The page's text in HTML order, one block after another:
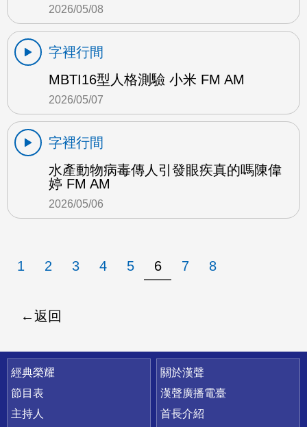
2026/05/08
字裡行間
MBTI16型人格測驗 小米 FM AM
2026/05/07
字裡行間
水產動物病毒傳人引發眼疾真的嗎陳偉
婷 FM AM
2026/05/06
1 2 3 4 5 6 7 8
返回
快速連結
經典榮耀
節目表
主持人
關於漢聲
漢聲廣播電臺
首長介紹